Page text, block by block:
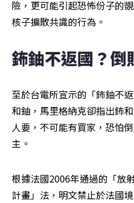
險，更可能引起恐怖份子的
核子擴散共識的行為。
鈽鈾不返國？倒
至於台電所宣示的「鈽鈾不
和鈾，馬里格納克卻指出鈽
人要，不可能有買家，恐怕
主。
根據法國2006年通過的「放
計畫」法，明文禁止於法國